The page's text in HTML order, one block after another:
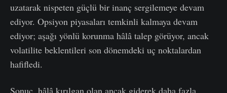
uzatarak nispeten güçlü bir inanç sergilemeye devam
ediyor. Opsiyon piyasaları temkinli kalmaya devam
ediyor; aşağı yönlü korunma hâlâ talep görüyor, ancak
volatilite beklentileri son dönemdeki uç noktalardan
hafifledi.
Sonuç, hâlâ kırılgan olan ancak giderek daha fazla